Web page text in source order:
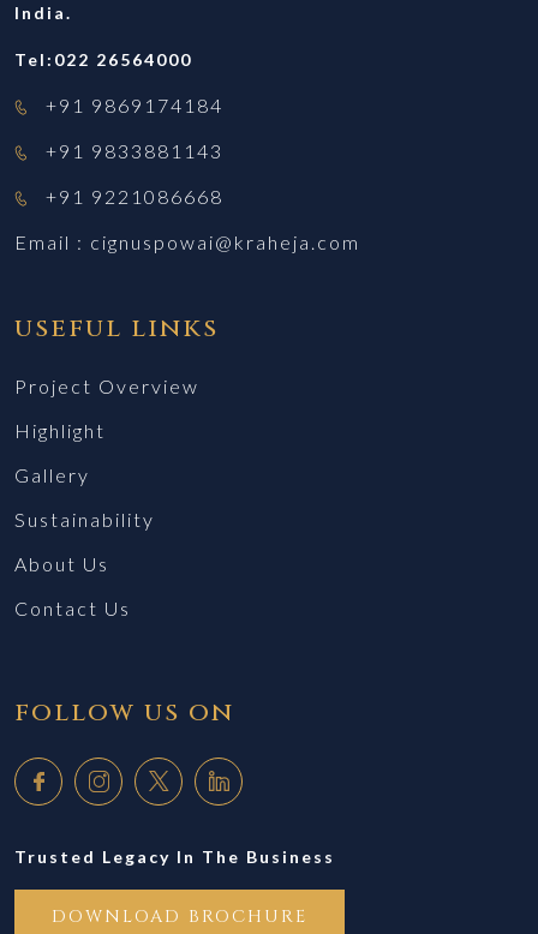
India.
Tel:022 26564000
+91 9869174184
+91 9833881143
+91 9221086668
Email : cignuspowai@kraheja.com
useful links
Project Overview
Highlight
Gallery
Sustainability
About Us
Contact Us
follow us on
Trusted Legacy In The Business
DOWNLOAD BROCHURE